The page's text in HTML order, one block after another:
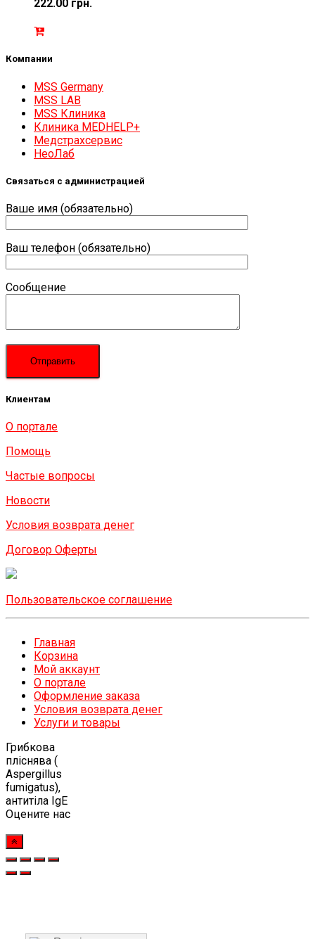
222.00 грн.
Компании
MSS Germany
MSS LAB
MSS Клиника
Клиника MEDHELP+
Медстрахсервис
НеоЛаб
Связаться с администрацией
Ваше имя (обязательно)
Ваш телефон (обязательно)
Сообщение
Клиентам
О портале
Помощь
Частые вопросы
Новости
Условия возврата денег
Договор Оферты
Пользовательское соглашение
Главная
Корзина
Мой аккаунт
О портале
Оформление заказа
Условия возврата денег
Услуги и товары
Грибкова
пліснява (
Aspergillus
fumigatus),
антитіла IgЕ
Оцените нас